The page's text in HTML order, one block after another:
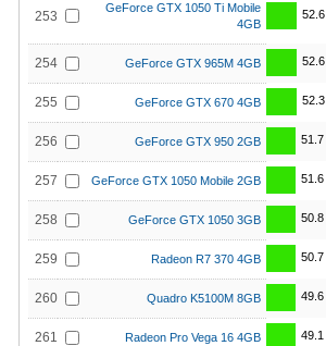
253
GeForce GTX 1050 Ti Mobile
4GB
52.6
254 GeForce GTX 965M 4GB 52.6
255 GeForce GTX 670 4GB 52.3
256 GeForce GTX 950 2GB 51.7
257 GeForce GTX 1050 Mobile 2GB 51.6
258 GeForce GTX 1050 3GB 50.8
259 Radeon R7 370 4GB 50.7
260 Quadro K5100M 8GB 49.6
261 Radeon Pro Vega 16 4GB 49.1